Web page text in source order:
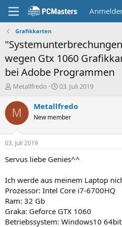
Grafikkarten
wegen Gtx 1060
bei Adobe Programmen
E
s
t
e
r
Metallfredo
E
s
e
t
a
03. Juli 2019
M Metallfredo
New member
03. Juli 2019
Servus liebe Genies^^
Ich werde aus meinem Laptop
Prozessor: Intel Core i7-6700HQ
Ram: 32 Gb
Graka: Geforce GTX 1060
Betriebssystem: Windows10 64bit